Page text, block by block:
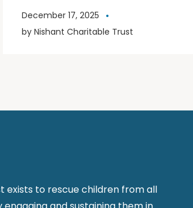
December 17, 2025
by Nishant Charitable Trust
exists to rescue children from all